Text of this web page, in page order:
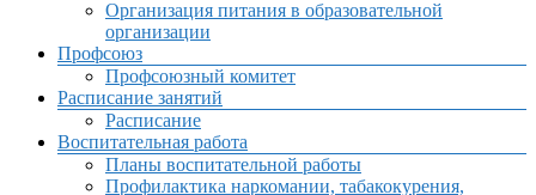
Организация питания в образовательной
организации
Профсоюз
Профсоюзный комитет
Расписание занятий
Расписание
Воспитательная работа
Планы воспитательной работы
Профилактика наркомании, табакокурения,